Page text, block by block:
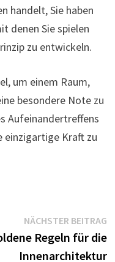
handelt, Sie haben
denen Sie spielen
zu entwickeln.
um einem Raum,
besondere Note zu
Aufeinandertreffens
einzigartige Kraft zu
NÄCHSTER BEITRAG
Regeln für die
Innenarchitektur